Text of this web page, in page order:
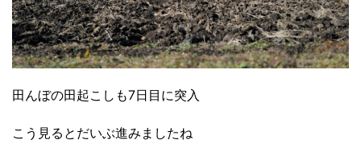
田んぼの田起こしも7日目に突入
こう見るとだいぶ進みましたね